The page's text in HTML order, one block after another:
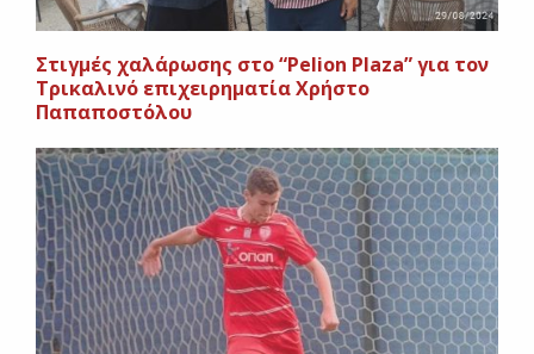
Στιγμές χαλάρωσης στο “Pelion Plaza” για τον
Τρικαλινό επιχειρηματία Χρήστο
Παπαποστόλου